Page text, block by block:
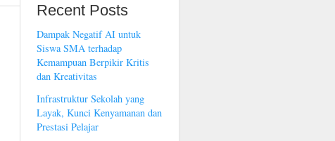
Recent Posts
Dampak Negatif AI untuk
Siswa SMA terhadap
Kemampuan Berpikir Kritis
dan Kreativitas
Infrastruktur Sekolah yang
Layak, Kunci Kenyamanan dan
Prestasi Pelajar